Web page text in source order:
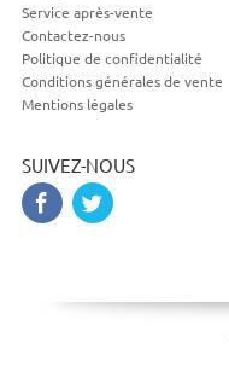
Service après-vente
Contactez-nous
Politique de confidentialité
Conditions générales de vente
Mentions légales
SUIVEZ-NOUS